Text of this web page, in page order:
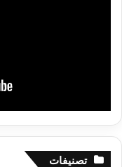
تصنيفات